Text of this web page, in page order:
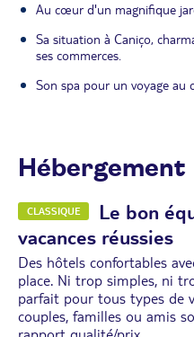
Au cœur d'un magnifique
Sa situation à Caniço,
ses commerces.
Son spa pour un voyage
Hébergement
CLASSIQUE
Le bon
vacances réussies
Des hôtels confortables
place. Ni trop simples, ni
parfait pour tous types de
couples, familles ou amis